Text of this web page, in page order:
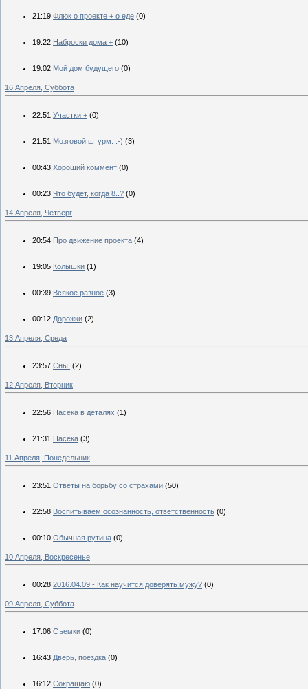
21:19 Флюк о проекте + о еде (0)
19:22 Наброски дома + (10)
19:02 Мой дом будущего (0)
16 Апреля, Суббота
22:51 Участки + (0)
21:51 Мозговой штурм. :-) (3)
00:43 Хороший коммент (0)
00:23 Что будет, когда 8..? (0)
14 Апреля, Четверг
20:54 Про движение проекта (4)
19:05 Колышки (1)
00:39 Всякое разное (3)
00:12 Дорожки (2)
13 Апреля, Среда
23:57 Сны! (2)
12 Апреля, Вторник
22:56 Пасека в деталях (1)
21:31 Пасека (3)
11 Апреля, Понедельник
23:51 Ответы на борьбу со страхами (50)
22:58 Воспитываем осознанность, ответственность (0)
00:10 Обычная рутина (0)
10 Апреля, Воскресенье
00:28 2016.04.09 - Как научится доверять мужу? (0)
09 Апреля, Суббота
17:06 Съемки (0)
16:43 Дверь, поездка (0)
16:12 Сокращаю (0)